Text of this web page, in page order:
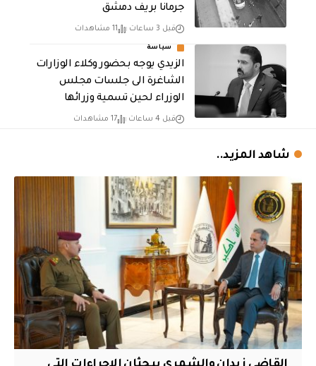
جرمانا بريف دمشق
قبل 3 ساعات 11 مشاهدات
سياسة
الزيدي يوجه بحضور وكلاء الوزارات
الشاغرة الى جلسات مجلس
الوزراء لحين تسمية وزرائها
قبل 4 ساعات 17 مشاهدات
شاهد المزيد..